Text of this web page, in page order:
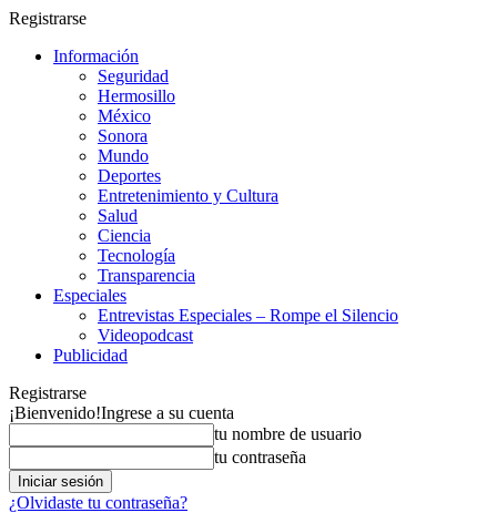
Registrarse
Información
Seguridad
Hermosillo
México
Sonora
Mundo
Deportes
Entretenimiento y Cultura
Salud
Ciencia
Tecnología
Transparencia
Especiales
Entrevistas Especiales – Rompe el Silencio
Videopodcast
Publicidad
Registrarse
¡Bienvenido!Ingrese a su cuenta
tu nombre de usuario
tu contraseña
¿Olvidaste tu contraseña?